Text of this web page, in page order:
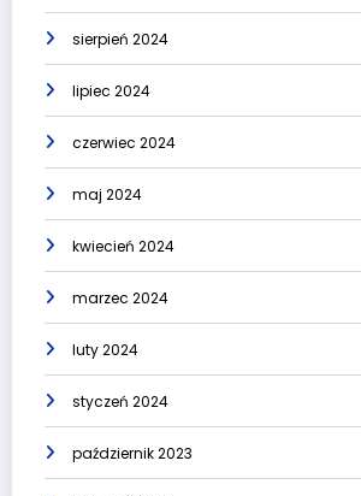
sierpień 2024
lipiec 2024
czerwiec 2024
maj 2024
kwiecień 2024
marzec 2024
luty 2024
styczeń 2024
październik 2023